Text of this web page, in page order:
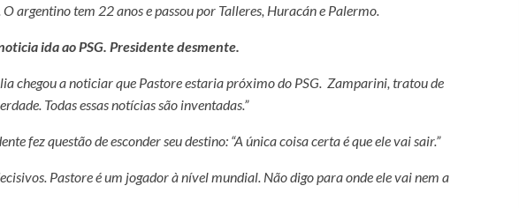
O argentino tem 22 anos e passou por Talleres, Huracán e Palermo.
ida ao PSG. Presidente desmente.
chegou a noticiar que Pastore estaria próximo do PSG. Zamparini, tratou de
Todas essas notícias são inventadas.”
fez questão de esconder seu destino: “A única coisa certa é que ele vai sair.”
Pastore é um jogador à nível mundial. Não digo para onde ele vai nem a